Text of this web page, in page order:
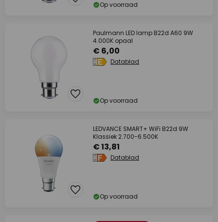
Op voorraad
Paulmann LED lamp B22d A60 9W
4.000K opaal
€ 6,00
Datablad
Op voorraad
LEDVANCE SMART+ WiFi B22d 9W
Klassiek 2.700-6.500K
€ 13,81
Datablad
Op voorraad